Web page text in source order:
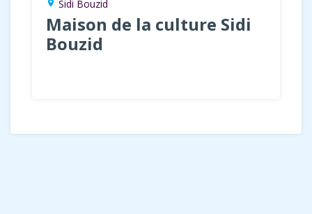
location_on Sidi Bouzid
Maison de la culture Sidi
Bouzid